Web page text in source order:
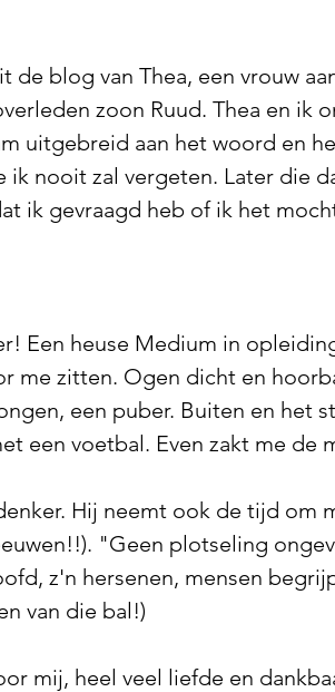
de blog van Thea, een vrouw
zoon Ruud. Thea en ik
uitgebreid aan het woord en
nooit zal vergeten. Later die
ik gevraagd heb of ik het
Een heuse Medium in
me zitten. Ogen dicht en
een puber. Buiten en het
een voetbal. Even zakt me de
Hij neemt ook de tijd om
"Geen plotseling
z'n hersenen, mensen
van die bal!)
mij, heel veel liefde en